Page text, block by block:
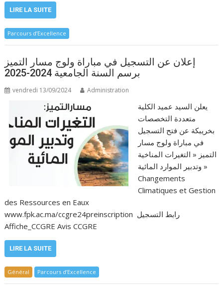
LIRE LA SUITE
Parcours d’Excellence
إعلان عن التسجيل في مباراة ولوج مسار التميز
برسم السنة الجامعية 2024-2025
vendredi 13/09/2024 Administration
يعلن السيد عميد الكلية
متعددة التخصصات
بخريبكة عن فتح التسجيل
في مباراة ولوج مسار
التميز « التغيرات المناخية
وتدبير الموارد المائية »
Changements
Climatiques et Gestion
des Ressources en Eaux
www.fpk.ac.ma/ccgre24preinscription رابط التسجيل
Affiche_CCGRE Avis CCGRE
LIRE LA SUITE
Général Parcours d’Excellence